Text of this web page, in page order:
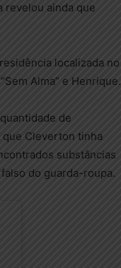
revelou ainda que
localizada no
Alma” e Henrique.
de
que Cleverton tinha
substâncias
do guarda-roupa.